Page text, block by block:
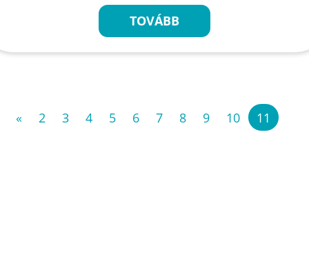
TOVÁBB
« 2 3 4 5 6 7 8 9 10 11